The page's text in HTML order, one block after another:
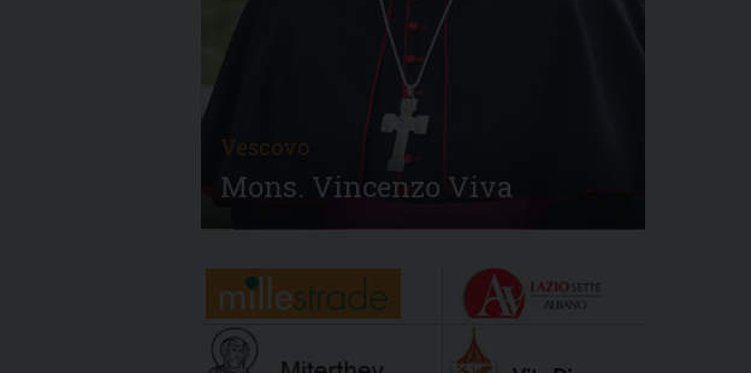
Vescovo
Mons. Vincenzo Viva